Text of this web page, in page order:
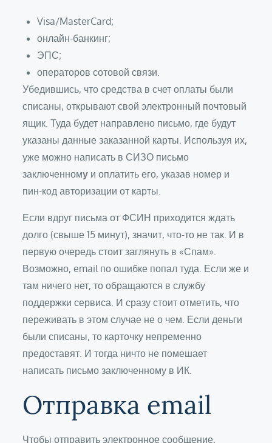
Visa/MasterCard;
онлайн-банкинг;
ЭПС;
операторов сотовой связи.
Убедившись, что средства в счет оплаты были
списаны, открывают свой электронный почтовый
ящик. Туда будет направлено письмо, где будут
указаны данные заказанной карты. Используя их,
уже можно написать в СИЗО письмо
заключенному и оплатить его, указав номер и
пин-код авторизации от карты.
Если вдруг письма от ФСИН приходится ждать
долго (свыше 15 минут), значит, что-то не так. И в
первую очередь стоит заглянуть в «Спам».
Возможно, email по ошибке попал туда. Если же и
там ничего нет, то обращаются в службу
поддержки сервиса. И сразу стоит отметить, что
переживать в этом случае не о чем. Если деньги
были списаны, то карточку непременно
предоставят. И тогда ничто не помешает
написать письмо заключенному в ИК.
Отправка email
Чтобы отправить электронное сообщение,